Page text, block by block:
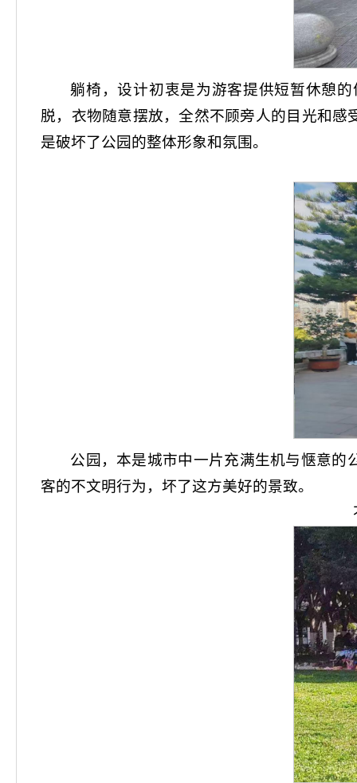
躺椅，设计初衷是为游客提供短暂休憩
脱，衣物随意摆放，全然不顾旁人的目光和
是破坏了公园的整体形象和氛围。
公园，本是城市中一片充满生机与惬意的
客的不文明行为，坏了这方美好的景致。